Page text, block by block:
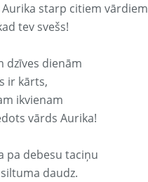
Aurika starp citiem vārdiem
tev svešs!
dzīves dienām
ir kārts,
ikvienam
vārds Aurika!
pa debesu taciņu
daudz.